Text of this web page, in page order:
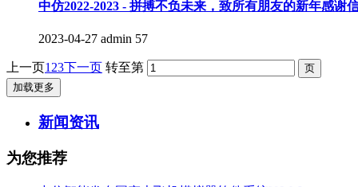
中仿2022-2023 - 拼搏不负未来，致所有朋友的新年感谢
2023-04-27 admin 57
上一页123下一页 转至第
加载更多
新闻资讯
为您推荐